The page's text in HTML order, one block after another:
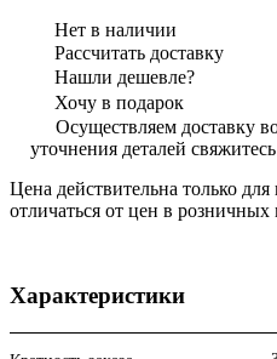
Нет в наличии
Рассчитать доставку
Нашли дешевле?
Хочу в подарок
Осуществляем доставку
уточнения деталей
Цена действительна только
отличаться от цен в розничных
Характеристики